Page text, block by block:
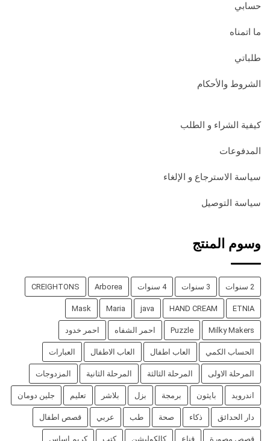
حسابي
ما اتمناه
طلباتي
الشروط والأحكام
كيفية الشراء و الطلب
المدفوعات
سياسة الاسترجاع و الإلغاء
سياسة التوصيل
وسوم المنتج
2 سنوات 3 سنوات 4 سنوات Arborea
CREIGHTONS
ETNIA
HAND CREAM
java
Maria
Mask
Milky Makers
Puzzle احمر الشفاه احمر خدود
الحساب الكمي العاب اطفال العاب الاطفال العبارات
المرحلة الاولى المرحلة الثالثة المرحلة الثانية المزدوجات
اندرويد بايثون برمجة بزل بلاشر تعليم جلين دومان
دار الحدائق ذكاء صحة طب عربي قصص اطفال
قصص مصورة قناع كالكوليشن كتب كريم اساس